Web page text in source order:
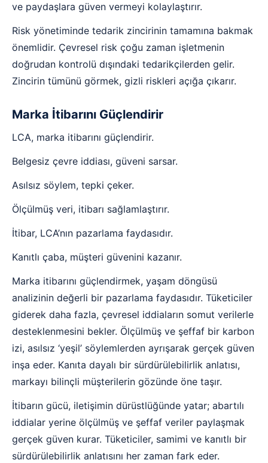
ve paydaşlara güven vermeyi kolaylaştırır.
Risk yönetiminde tedarik zincirinin tamamına bakmak
önemlidir. Çevresel risk çoğu zaman işletmenin
doğrudan kontrolü dışındaki tedarikçilerden gelir.
Zincirin tümünü görmek, gizli riskleri açığa çıkarır.
Marka İtibarını Güçlendirir
LCA, marka itibarını güçlendirir.
Belgesiz çevre iddiası, güveni sarsar.
Asılsız söylem, tepki çeker.
Ölçülmüş veri, itibarı sağlamlaştırır.
İtibar, LCA’nın pazarlama faydasıdır.
Kanıtlı çaba, müşteri güvenini kazanır.
Marka itibarını güçlendirmek, yaşam döngüsü
analizinin değerli bir pazarlama faydasıdır. Tüketiciler
giderek daha fazla, çevresel iddiaların somut verilerle
desteklenmesini bekler. Ölçülmüş ve şeffaf bir karbon
izi, asılsız ‘yeşil’ söylemlerden ayrışarak gerçek güven
inşa eder. Kanıta dayalı bir sürdürülebilirlik anlatısı,
markayı bilinçli müşterilerin gözünde öne taşır.
İtibarın gücü, iletişimin dürüstlüğünde yatar; abartılı
iddialar yerine ölçülmüş ve şeffaf veriler paylaşmak
gerçek güven kurar. Tüketiciler, samimi ve kanıtlı bir
sürdürülebilirlik anlatısını her zaman fark eder.